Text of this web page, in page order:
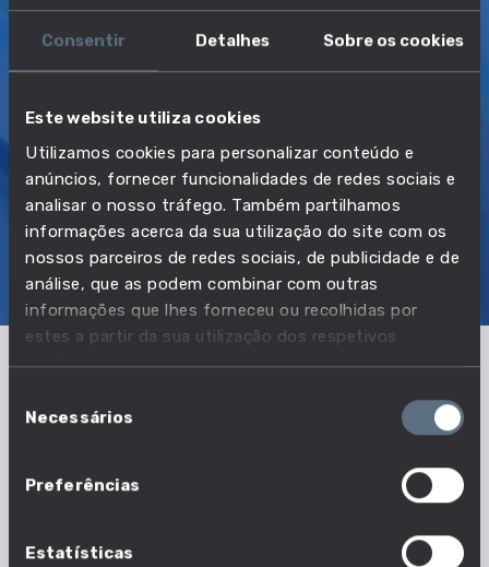
Consentir Detalhes Sobre os cookies
Este website utiliza cookies
Utilizamos cookies para personalizar conteúdo e
anúncios, fornecer funcionalidades de redes sociais e
analisar o nosso tráfego. Também partilhamos
informações acerca da sua utilização do site com os
nossos parceiros de redes sociais, de publicidade e de
análise, que as podem combinar com outras
informações que lhes forneceu ou recolhidas por
estes a partir da sua utilização dos respetivos
serviços.
deNecessários
Preferências
Estatísticas
EDUCAÇÃO MAIS
COMUM
COMPETÊNCIAS
ESSENCIAIS
conhecimento
SOBREEMPREGO E SALÁRIO
EDUCAÇÃO E COMPETÊNCIAS
TRANSIÇÕES
Os teólogos estudam conceitos relacionados com
princípio da racionalidade no exercício da moral e
religião, da disciplina e do direito divino.